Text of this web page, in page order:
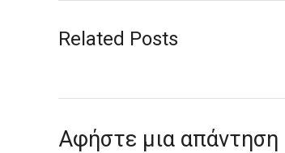
Related Posts
Αφήστε μια απάντηση